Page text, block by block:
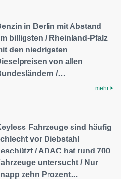
in Berlin mit Abstand
billigsten / Rheinland-Pfalz
den niedrigsten
von allen
/…
mehr
Fahrzeuge sind häufig
vor Diebstahl
/ ADAC hat rund 700
untersucht / Nur
zehn Prozent…